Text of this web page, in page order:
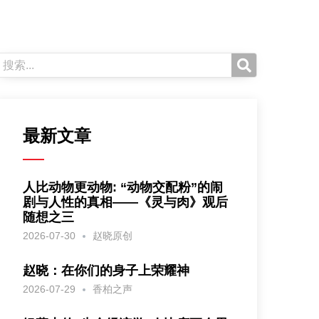
最新文章
人比动物更动物: “动物交配粉”的闹
剧与人性的真相——《灵与肉》观后
随想之三
2026-07-30 赵晓原创
赵晓：在你们的身子上荣耀神
2026-07-29 香柏之声